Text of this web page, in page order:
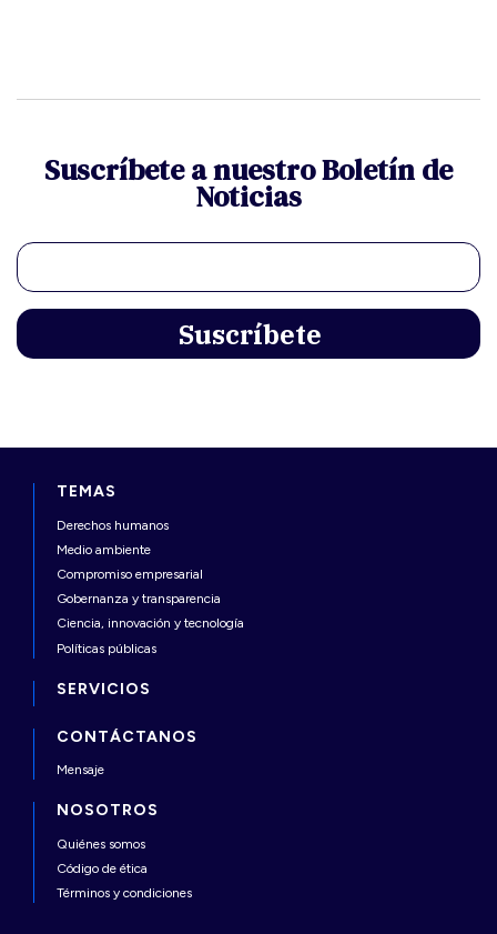
Suscríbete a nuestro Boletín de
Noticias
TEMAS
Derechos humanos
Medio ambiente
Compromiso empresarial
Gobernanza y transparencia
Ciencia, innovación y tecnología
Políticas públicas
SERVICIOS
CONTÁCTANOS
Mensaje
NOSOTROS
Quiénes somos
Código de ética
Términos y condiciones